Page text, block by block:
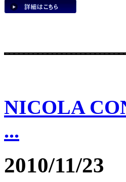
NICOLA
...
2010/11/23